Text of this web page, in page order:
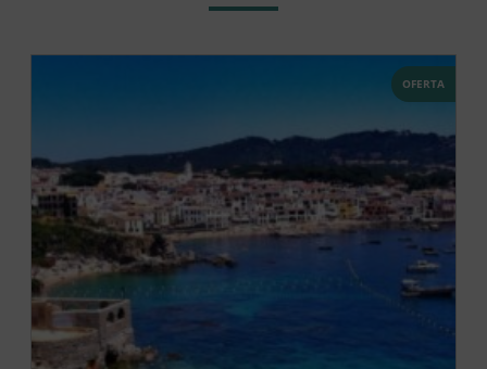
OFERTA